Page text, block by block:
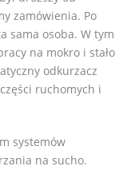
zamówienia. Po
sama osoba. W tym
na mokro i stało
odkurzacz
ruchomych i
systemów
na sucho.